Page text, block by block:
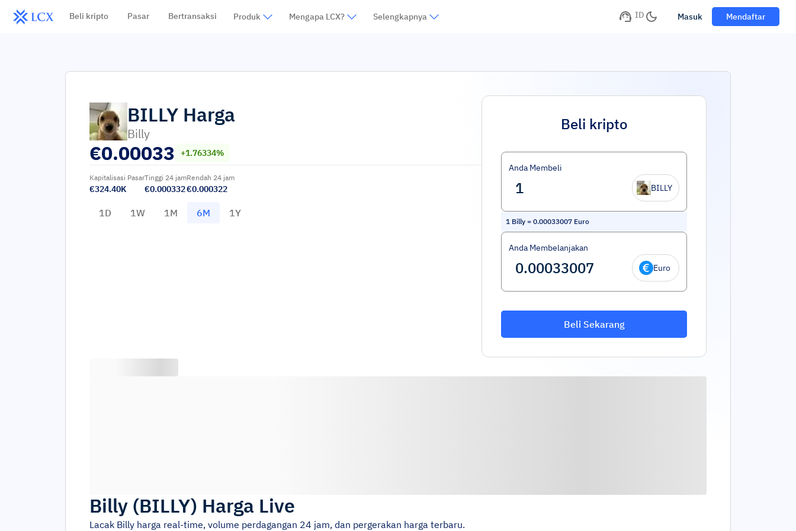
Beli kripto Pasar Bertransaksi Produk Mengapa LCX? Selengkapnya ID Masuk Mendaftar
BILLY Harga
Billy
€0.00033 +1.76334%
Kapitalisasi Pasar
€324.40K
Tinggi 24 jam
€0.000332
Rendah 24 jam
€0.000322
1D 1W 1M 6M 1Y
Beli kripto
Anda Membeli
BILLY
1 Billy = 0.00033007 Euro
Anda Membelanjakan
Euro
Beli Sekarang
Billy (BILLY) Harga Live
Lacak Billy harga real-time, volume perdagangan 24 jam, dan pergerakan harga terbaru.